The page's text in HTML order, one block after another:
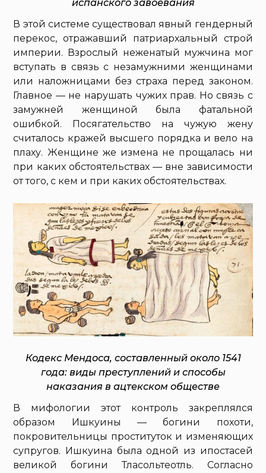
испанского завоевания
В этой системе существовал явный гендерный
перекос, отражавший патриархальный строй
империи. Взрослый неженатый мужчина мог
вступать в связь с незамужними женщинами
или наложницами без страха перед законом.
Главное — не нарушать чужих прав. Но связь с
замужней женщиной была фатальной
ошибкой. Посягательство на чужую жену
считалось кражей высшего порядка и вело на
плаху. Женщине же измена не прощалась ни
при каких обстоятельствах — вне зависимости
от того, с кем и при каких обстоятельствах.
Кодекс Мендоса, составленный около 1541
года: виды преступлений и способы
наказания в ацтекском обществе
В мифологии этот контроль закреплялся
образом Ишкуины — богини похоти,
покровительницы проституток и изменяющих
супругов. Ишкуина была одной из ипостасей
великой богини Тласольтеотль. Согласно